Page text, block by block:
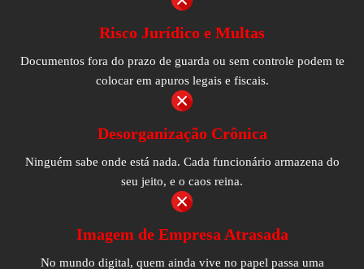
Risco Jurídico e Multas
Documentos fora do prazo de guarda ou sem controle podem te
colocar em apuros legais e fiscais.
Desorganização Crônica
Ninguém sabe onde está nada. Cada funcionário armazena do
seu jeito, e o caos reina.
Imagem de Empresa Atrasada
No mundo digital, quem ainda vive no papel passa uma